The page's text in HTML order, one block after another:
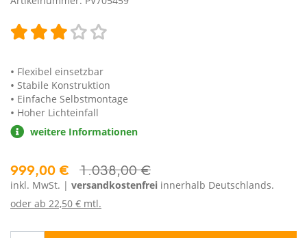
Flexibel einsetzbar
Stabile Konstruktion
Einfache Selbstmontage
Hoher Lichteinfall
weitere Informationen
999,00 € 1.038,00 €
inkl. MwSt. | versandkostenfrei innerhalb Deutschlands.
oder ab 22,50 € mtl.